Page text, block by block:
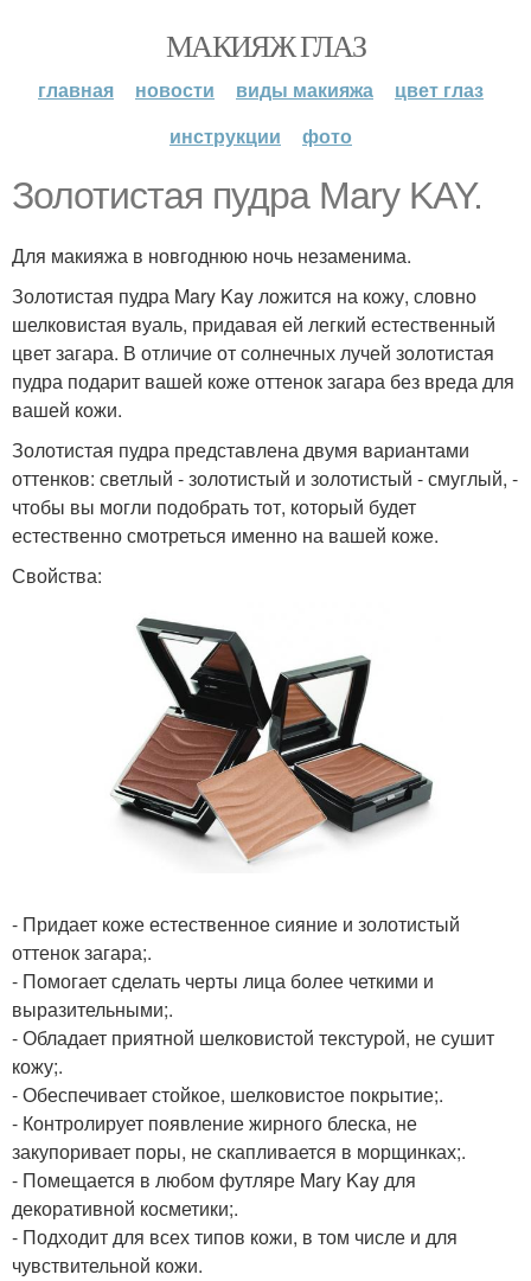
МАКИЯЖ ГЛАЗ
главная новости виды макияжа
цвет глаз
инструкции
фото
Золотистая пудра Mary KAY.
Для макияжа в новгоднюю ночь незаменима.
Золотистая пудра Mary Kay ложится на кожу, словно
шелковистая вуаль, придавая ей легкий естественный
цвет загара. В отличие от солнечных лучей золотистая
пудра подарит вашей коже оттенок загара без вреда для
вашей кожи.
Золотистая пудра представлена двумя вариантами
оттенков: светлый - золотистый и золотистый - смуглый, -
чтобы вы могли подобрать тот, который будет
естественно смотреться именно на вашей коже.
Свойства:
- Придает коже естественное сияние и золотистый
оттенок загара;.
- Помогает сделать черты лица более четкими и
выразительными;.
- Обладает приятной шелковистой текстурой, не сушит
кожу;.
- Обеспечивает стойкое, шелковистое покрытие;.
- Контролирует появление жирного блеска, не
закупоривает поры, не скапливается в морщинках;.
- Помещается в любом футляре Mary Kay для
декоративной косметики;.
- Подходит для всех типов кожи, в том числе и для
чувствительной кожи.